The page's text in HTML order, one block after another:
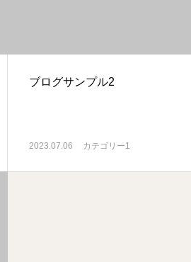
ブログサンプル2
2023.07.06 カテゴリー1